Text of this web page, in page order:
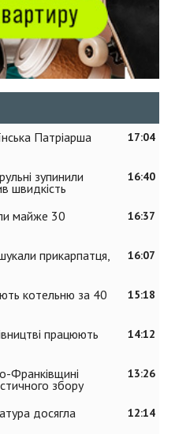
17:04
Патріарша
16:40
зупинили
швидкість
16:37
майже 30
16:07
прикарпатця,
15:18
котельню за 40
14:12
працюють
13:26
Франківщині
збору
12:14
досягла